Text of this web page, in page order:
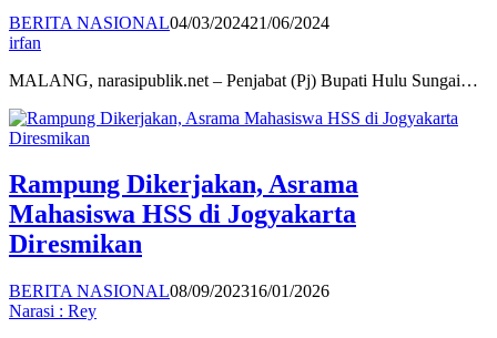
BERITA NASIONAL04/03/202421/06/2024
irfan
MALANG, narasipublik.net – Penjabat (Pj) Bupati Hulu Sungai…
Rampung Dikerjakan, Asrama
Mahasiswa HSS di Jogyakarta
Diresmikan
BERITA NASIONAL08/09/202316/01/2026
Narasi : Rey